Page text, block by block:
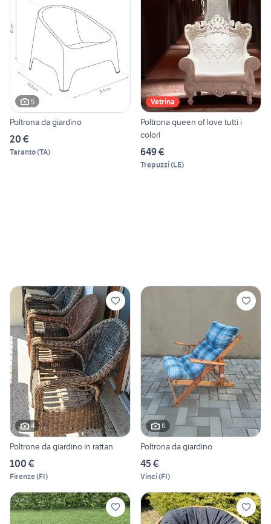
5
Poltrona da giardino
20 €
Taranto(TA)
Vetrina
Poltrona queen of love tutti i
colori
649 €
Trepuzzi(LE)
4
Poltrone da giardino in rattan
100 €
Firenze(FI)
6
Poltrona da giardino
45 €
Vinci(FI)